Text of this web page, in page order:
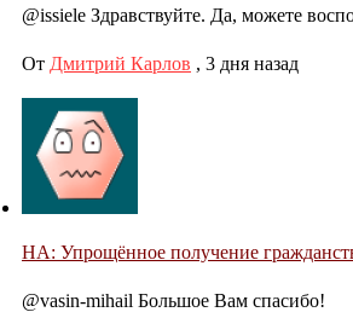
@issiele Здравствуйте. Да, можете
От Дмитрий Карлов , 3 дня назад
НА: Упрощённое получение
@vasin-mihail Большое Вам спасибо!